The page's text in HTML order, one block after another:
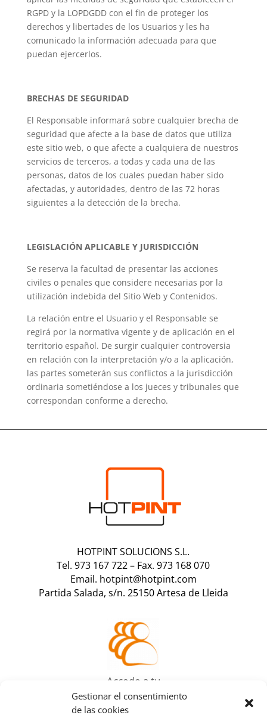
Gestionar el consentimiento
de las cookies
RGPD y la LOPDGDD con el fin de proteger los
derechos y libertades de los Usuarios y les ha
comunicado la información adecuada para que
puedan ejercerlos.
BRECHAS DE SEGURIDAD
El Responsable informará sobre cualquier brecha de
seguridad que afecte a la base de datos que utiliza
este sitio web, o que afecte a cualquiera de nuestros
servicios de terceros, a todas y cada una de las
personas, datos de los cuales puedan haber sido
afectadas, y autoridades, dentro de las 72 horas
siguientes a la detección de la brecha.
LEGISLACIÓN APLICABLE Y JURISDICCIÓN
Se reserva la facultad de presentar las acciones
civiles o penales que considere necesarias por la
utilización indebida del Sitio Web y Contenidos.
La relación entre el Usuario y el Responsable se
regirá por la normativa vigente y de aplicación en el
territorio español. De surgir cualquier controversia
en relación con la interpretación y/o a la aplicación,
las partes someterán sus conflictos a la jurisdicción
ordinaria sometiéndose a los jueces y tribunales que
correspondan conforme a derecho.
HOTPINT SOLUCIONS S.L.
Tel. 973 167 722– Fax. 973 168 070
Email. hotpint@hotpint.com
Partida Salada, s/n. 25150 Artesa de Lleida
Accede a tu
área de cliente